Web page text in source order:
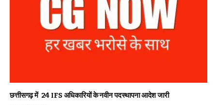
छत्तीसगढ़ में 24 IFS अधिकारियों के नवीन पदस्थापना आदेश जारी